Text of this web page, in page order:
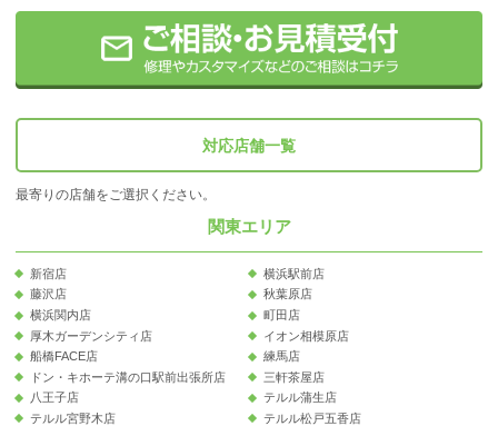
対応店舗一覧
最寄りの店舗をご選択ください。
関東エリア
新宿店
横浜駅前店
藤沢店
秋葉原店
横浜関内店
町田店
厚木ガーデンシティ店
イオン相模原店
船橋FACE店
練馬店
ドン・キホーテ溝の口駅前出張所店
三軒茶屋店
八王子店
テルル蒲生店
テルル宮野木店
テルル松戸五香店